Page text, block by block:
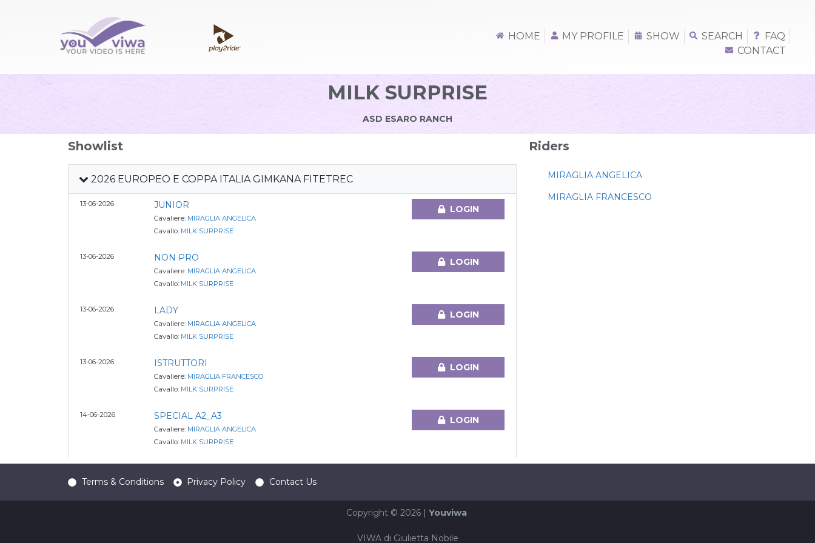
HOME MY PROFILE SHOW SEARCH
FAQ
CONTACT
MILK SURPRISE
ASD ESARO RANCH
Showlist
2026 EUROPEO E COPPA ITALIA GIMKANA FITETREC
13-06-2026 JUNIOR
Cavaliere: MIRAGLIA ANGELICA
Cavallo: MILK SURPRISE
LOGIN
13-06-2026 NON PRO
Cavaliere: MIRAGLIA ANGELICA
Cavallo: MILK SURPRISE
LOGIN
13-06-2026 LADY
Cavaliere: MIRAGLIA ANGELICA
Cavallo: MILK SURPRISE
LOGIN
13-06-2026 ISTRUTTORI
Cavaliere: MIRAGLIA FRANCESCO
Cavallo: MILK SURPRISE
LOGIN
14-06-2026 SPECIAL A2_A3
Cavaliere: MIRAGLIA ANGELICA
Cavallo: MILK SURPRISE
LOGIN
Riders
MIRAGLIA ANGELICA
MIRAGLIA FRANCESCO
Terms & Conditions Privacy Policy Contact Us
Copyright © 2026 | Youviwa
VIWA di Giulietta Nobile